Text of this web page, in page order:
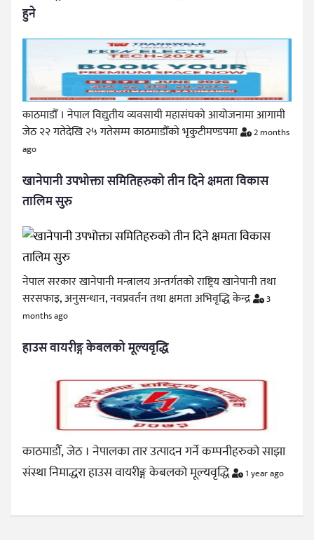
हुने
काठमाडौँ । नेपाल विद्युतीय व्यवसायी महासंघको आयोजनामा आगामी
जेठ २२ गतेदेखि २५ गतेसम्म काठमाडौँको भृकुटीमण्डपमा
2 months
ago
खानेपानी उपभोक्ता समितिहरुको तीन दिने क्षमता विकास
तालिम सुरु
नेपाल सरकार खानेपानी मन्त्रालय अन्तर्गतको राष्ट्रिय खानेपानी तथा
सरसफाइ, अनुसन्धान, नवप्रवर्तन तथा क्षमता अभिवृद्धि केन्द्र
3
months ago
हाउस वायरीङ्ग केबलको मूल्यवृद्धि
काठमाडौँ, जेठ । नेपालका तार उत्पादन गर्ने कम्पनीहरुको साझा
संस्था निमाद्धरा हाउस वायरीङ्ग केबलको मूल्यवृद्धि
1 year ago